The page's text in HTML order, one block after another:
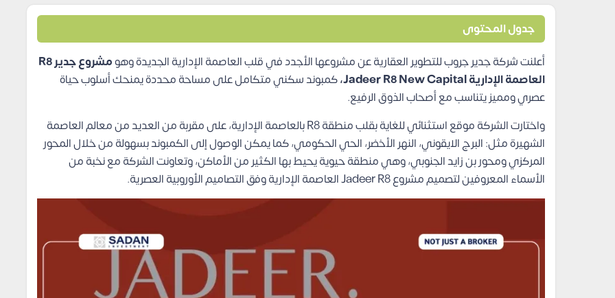
جدول المحتوى
أعلنت شركة جدير جروب للتطوير العقارية عن مشروعها الأجدد في قلب العاصمة الإدارية الجديدة وهو
مشروع جدير R8
العاصمة الإدارية Jadeer R8 New Capital،
كمبوند سكني متكامل على مساحة محددة يمنحك أسلوب حياة
عصري ومميز يتناسب مع أصحاب الذوق الرفيع.
واختارت الشركة موقع استثنائي للغاية بقلب منطقة R8 بالعاصمة الإدارية، على مقربة من العديد من معالم العاصمة
الشهيرة مثل: البرج الايقوني، النهر الأخضر، الحي الحكومي، كما يمكن الوصول إلى الكمبوند بسهولة من خلال المحور
المركزي ومحور بن زايد الجنوبي، وهي منطقة حيوية يحيط بها الكثير من الأماكن، وتعاونت الشركة مع نخبة من
الأسماء المعروفين لتصميم مشروع Jadeer R8 العاصمة الإدارية وفق التصاميم الأوروبية العصرية.